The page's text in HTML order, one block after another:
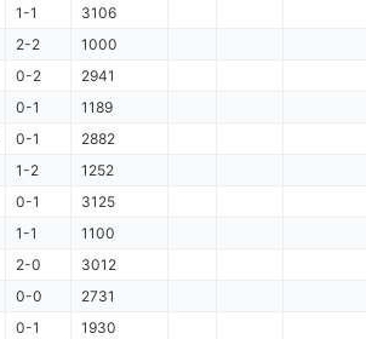
1-1
3106
2-2
1000
0-2
2941
0-1
1189
0-1
2882
1-2
1252
0-1
3125
1-1
1100
2-0
3012
0-0
2731
0-1 1930